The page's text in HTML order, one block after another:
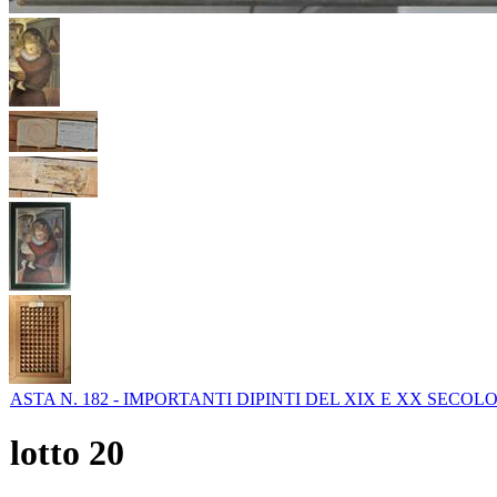
ASTA N. 182 - IMPORTANTI DIPINTI DEL XIX E XX SECOLO
lotto 20